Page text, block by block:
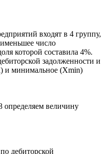
входят в 4 группу,
число
которой составила 4%.
задолженности и
и минимальное (Xmin)
определяем величину
дебиторской